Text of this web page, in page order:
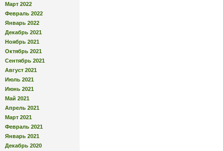
Март 2022
Февраль 2022
Январь 2022
Декабрь 2021
Ноябрь 2021
Октябрь 2021
Сентябрь 2021
Август 2021
Июль 2021
Июнь 2021
Май 2021
Апрель 2021
Март 2021
Февраль 2021
Январь 2021
Декабрь 2020